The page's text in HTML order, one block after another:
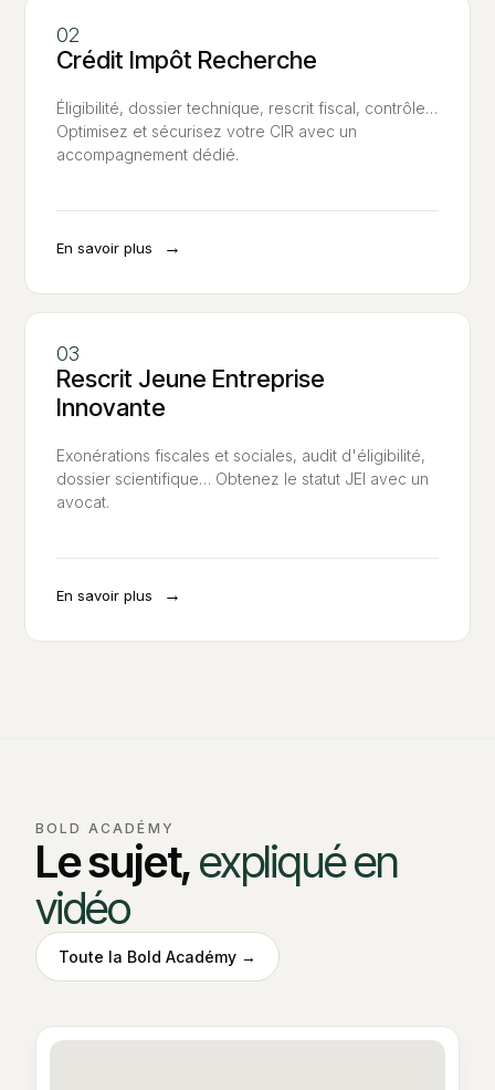
Crédit Impôt Recherche
Éligibilité, dossier technique, rescrit fiscal, contrôle…
Optimisez et sécurisez votre CIR avec un
accompagnement dédié.
En savoir plus →
Rescrit Jeune Entreprise
Innovante
Exonérations fiscales et sociales, audit d'éligibilité,
dossier scientifique… Obtenez le statut JEI avec un
avocat.
En savoir plus →
BOLD ACADÉMY
Le sujet,expliqué en
vidéo
Toute la Bold Académy →